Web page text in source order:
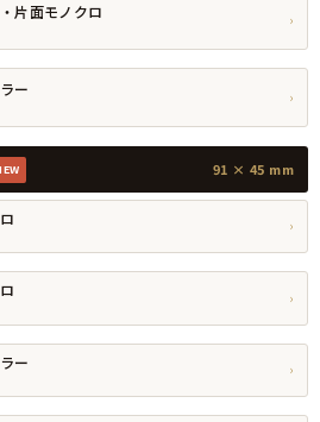
片面モノクロ ›
ー ›
91 × 45 mm
›
›
ー ›